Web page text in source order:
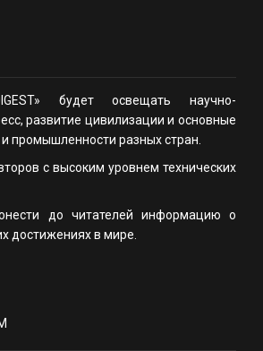
будет освещать научно-
развитие цивилизации и основные
промышленности разных стран.
с высоким уровнем технических
до читателей информацию о
достижениях в мире.